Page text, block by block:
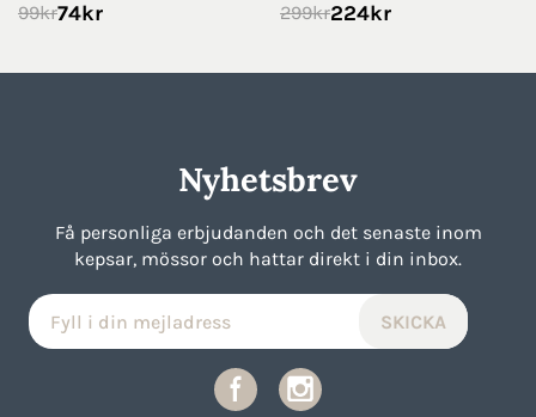
99kr74kr 299kr224kr
Nyhetsbrev
Få personliga erbjudanden och det senaste inom
kepsar, mössor och hattar direkt i din inbox.